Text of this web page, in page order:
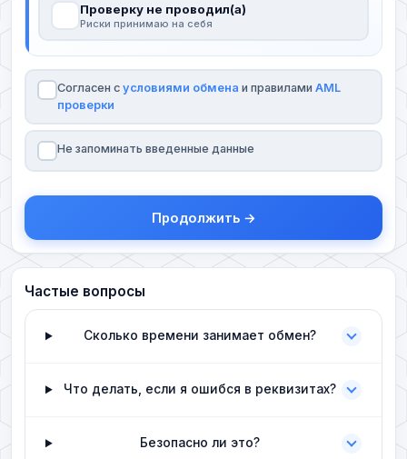
Проверку не проводил(а)
Риски принимаю на себя
Согласен с условиями обмена и правилами AML
проверки
Не запоминать введенные данные
Продолжить →
Частые вопросы
Сколько времени занимает обмен?
Что делать, если я ошибся в реквизитах?
Безопасно ли это?